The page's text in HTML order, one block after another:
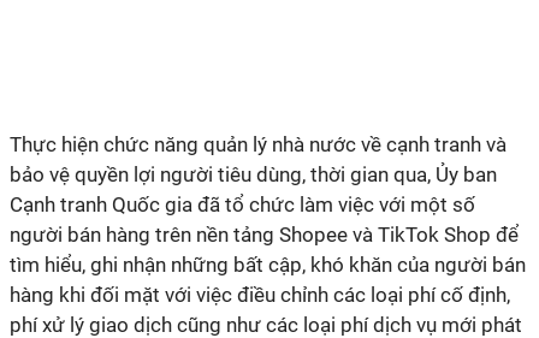
Thực hiện chức năng quản lý nhà nước về cạnh tranh và
bảo vệ quyền lợi người tiêu dùng, thời gian qua, Ủy ban
Cạnh tranh Quốc gia đã tổ chức làm việc với một số
người bán hàng trên nền tảng Shopee và TikTok Shop để
tìm hiểu, ghi nhận những bất cập, khó khăn của người bán
hàng khi đối mặt với việc điều chỉnh các loại phí cố định,
phí xử lý giao dịch cũng như các loại phí dịch vụ mới phát